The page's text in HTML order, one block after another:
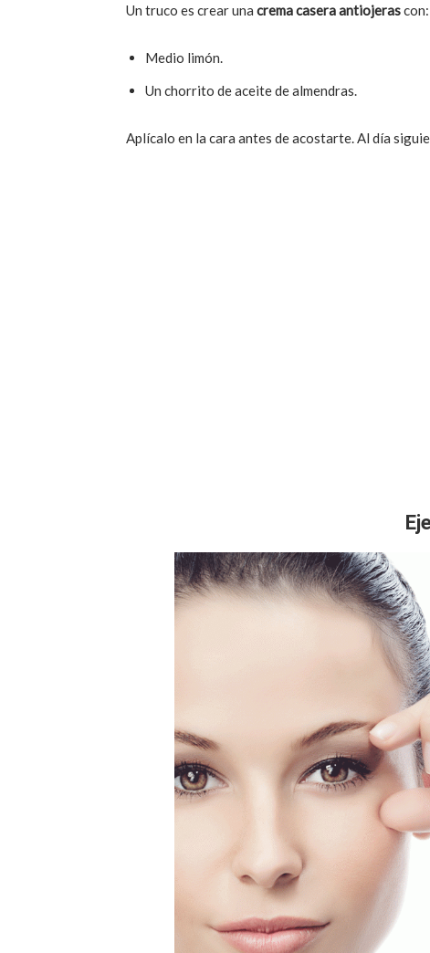
Un truco es crear una crema casera antiojerascon:
Medio limón.
Un chorrito de aceite de almendras.
Aplícalo en la cara antes de acostarte. Al día